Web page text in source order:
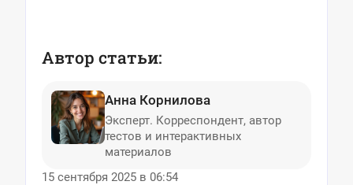
Автор статьи:
Анна Корнилова
Эксперт. Корреспондент, автор
тестов и интерактивных
материалов
15 сентября 2025 в 06:54